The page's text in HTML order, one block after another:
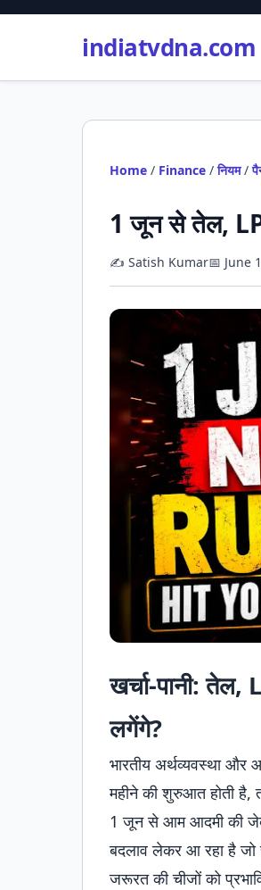
indiatvdna.com
Home / Finance /नियम/
1 जून से तेल,
✍️ Satish Kumar📅 June
खर्चा-पानी:
लगेंगे?
भारतीय अर्थव्यवस्था
महीने की शुरुआत होती है,
1 जून से आम आदमी की
बदलाव लेकर आ रहा है जो
जरूरत की चीजों को